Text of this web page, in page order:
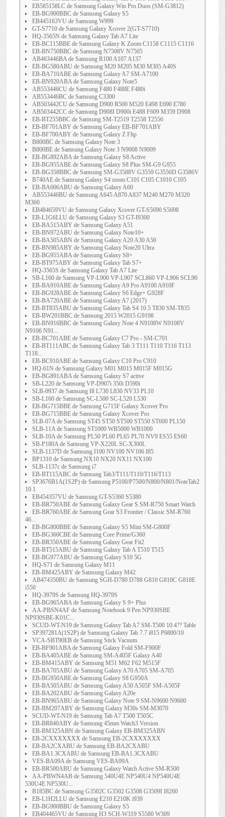
EB585158LC de Samsung Galaxy Win Pro Duos (SM-G3812)
EB-BG900BBC de Samsung Galaxy S5
EB445163VU de Samsung W999
GT-S7710 de Samsung Galaxy Xcover 2(GT-S7710)
HQ-3565N de Samsung Galaxy Tab A7 Lite
EB-BC115BBE de Samsung Galaxy K Zoom C1158 C1115 C1116
EB-BN750BBC de Samsung N7508V N7505
AB463446BA de Samsung R100 A107 A137
EB-BG580ABU de Samsung M20 M205 M30 M305 A40S
EB-BA710ABE de Samsung Galaxy A7 SM-A7100
EB-BN920ABA de Samsung Galaxy Note5
AB553446CU de Samsung F480 F488E F480i
AB553446BC de Samsung C3300
AB503442CU de Samsung D900 R500 M520 E498 E690 E780
AB503442CC de Samsung D908I D900i E488 F609 M359 D908
EB-BT255BBC de Samsung SM-T2519 T2558 T2556
EB-BF701ABY de Samsung Galaxy EB-BF701ABY
EB-BF700ABY de Samsung Galaxy Z Flip
B800BC de Samsung Galaxy Note 3
B800BE de Samsung Galaxy Note 3 N9008 N9009
EB-BG892ABA de Samsung Galaxy S8 Active
EB-BG955ABE de Samsung Galaxy S8 Plus SM-G9 G955
EB-BG358BBC de Samsung SM-G3588V G3559 G3556D G3586V
B740AE de Samsung Galaxy S4 zoom C101 C105 C1010 C105
EB-BA606ABU de Samsung Galaxy A60
AB553446BU de Samsung A645 A870 A837 M240 M270 M320
M360
EB484659VU de Samsung Galaxy Xcover GT-S5690 S5698
EB-L1G6LLU de Samsung Galaxy S3 GT-I9300
EB-BA515ABY de Samsung Galaxy A51
EB-BN972ABU de Samsung Galaxy Note10+
EB-BA505ABN de Samsung Galaxy A20 A30 A50
EB-BN985ABY de Samsung Galaxy Note20 Ultra
EB-BG955ABA de Samsung Galaxy S8+
EB-BT975ABY de Samsung Galaxy Tab S7+
HQ-3565S de Samsung Galaxy Tab A7 Lite
SB-L160 de Samsung VP-L900 VP-L907 SCL860 VP-L906 SCL90
EB-BA910ABE de Samsung Galaxy A9 Pro A9100 A910F
EB-BG928ABE de Samsung Galaxy S6 Edge+ G928F
EB-BA720ABE de Samsung Galaxy A7 (2017)
EB-BT835ABU de Samsung Galaxy Tab S4 10.5 T830 SM-T835
EB-BW201BBC de Samsung 2015 W2015 G9198
EB-BN916BBC de Samsung Galaxy Note 4 N9108W N9108V
N9106 N91...
EB-BC701ABE de Samsung Galaxy C7 Pro - SM-C701
EB-BT111ABC de Samsung Galaxy Tab 3 T111 T110 T116 T113
T118...
EB-BC910ABE de Samsung Galaxy C10 Pro C910
HQ-61N de Samsung Galaxy M01 M015 M015F M015G
EB-BG891ABA de Samsung Galaxy S7 active
SB-L220 de Samsung VP-D907i 350i D590i
SLB-0937 de Samsung I8 L730 L830 NV33 PL10
SB-L160 de Samsung SC-L500 SC-L520 L530
EB-BG715BBE de Samsung G715F Galaxy Xcover Pro
EB-BG715BBE de Samsung Galaxy Xcover Pro
SLB-07A de Samsung ST45 ST50 ST500 ST550 ST600 PL150
SLB-11A de Samsung ST1000 WB5000 WB1000
SLB-10A de Samsung PL50 PL60 PL65 PL70 NV9 ES55 ES60
SB-P180A de Samsung VP-X220L SC-X300L
SLB-1137D de Samsung I100 NV100 NV106 I85
BP1310 de Samsung NX10 NX20 NX11 NX100
SLB-1137c de Samsung i7
EB-BT115ABC de Samsung Tab3/T111/T110/T116/T113
SP3676B1A(1S2P) de Samsung P5100/P7500/N800/N801/NoteTab2
10.1
EB454357VU de Samsung GT-S5360 S5380
EB-BR750ABE de Samsung Galaxy Gear S SM-R750 Smart Watch
EB-BR760ABE de Samsung Gear S3 Frontier / Classic SM-R760
46...
EB-BG800BBE de Samsung Galaxy S5 Mini SM-G800F
EB-BG360CBE de Samsung Core Prime/G360
EB-BR350ABE de Samsung Galaxy Gear Fit2
EB-BT515ABU de Samsung Galaxy Tab A T510 T515
EB-BG977ABU de Samsung Galaxy S10 5G
HQ-S71 de Samsung Galaxy M11
EB-BM425ABY de Samsung Galaxy M42
AB474350BU de Samsung SGH-D780 D788 G810 G810C G818E
i550
HQ-3979S de Samsung HQ-3979S
EB-BG965ABA de Samsung Galaxy S 9+ Plus
AA-PBSN4AF de Samsung Notebook 9 Pen NP930SBE
NP930SBE-K01C...
SCUD-WT-N19 de Samsung Galaxy Tab A7 SM-T500 10.4?? Table
SP397281A(1S2P) de Samsung Galaxy Tab 7.7 i815 P6800/10
VCA-SBT90EB de Samsung Stick Vacuum
EB-BF901ABA de Samsung Galaxy Fold SM-F900F
EB-BA405ABE de Samsung SM-A405F Galaxy A40
EB-BM415ABY de Samsung M51 M62 F62 M515F
EB-BA705ABU de Samsung Galaxy A70 A705 SM-A705
EB-BG950ABE de Samsung Galaxy S8 G950A
EB-BA505ABU de Samsung Galaxy A50 A505F SM-A505F
EB-BA202ABU de Samsung Galaxy A20e
EB-BN965ABU de Samsung Galaxy Note 9 SM-N9600 N9600
EB-BM207ABY de Samsung Galaxy M30s SM-M3070
SCUD-WT-N19 de Samsung Tab A7 T500 T505C
EB-BR840ABY de Samsung 45mm Watch3 Version
EB-BM325ABN de Samsung Galaxy EB-BM325ABN
EB-2CXXXXXXX de Samsung EB-2CXXXXXXX
EB-BA2CXABU de Samsung EB-BA2CXABU
EB-BA1.3CXABU de Samsung EB-BA1.3CXABU
VES-BA09A de Samsung VES-BA09A
EB-BR500ABU de Samsung Galaxy Watch Active SM-R500
AA-PBWN4AB de Samsung 540U4E NP540U4 NP540U4E
530U4E NP530U...
B185BC de Samsung G3502C G3502 G3508 G3509I I8260
EB-L1H2LLU de Samsung E210 E210K i939
EB-BG900BBU de Samsung Galaxy S5
EB404465VU de Samsung H3 SCH-W319 S5580 W309